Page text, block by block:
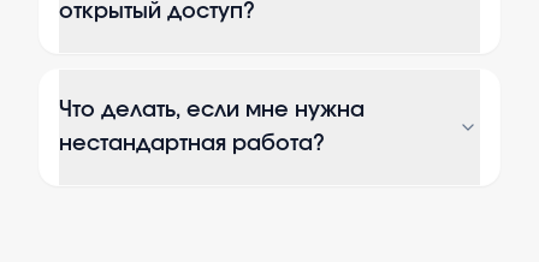
открытый доступ?
Что делать, если мне нужна
нестандартная работа?